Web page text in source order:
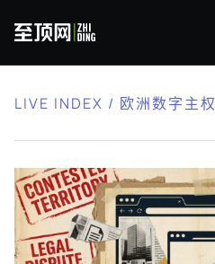
LIVE INDEX / 欧洲数字主权